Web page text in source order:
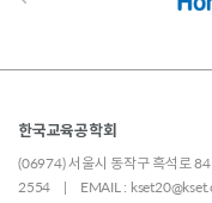
한국교육공학회
(06974) 서울시 동작구 흑석로
2554 | EMAIL :